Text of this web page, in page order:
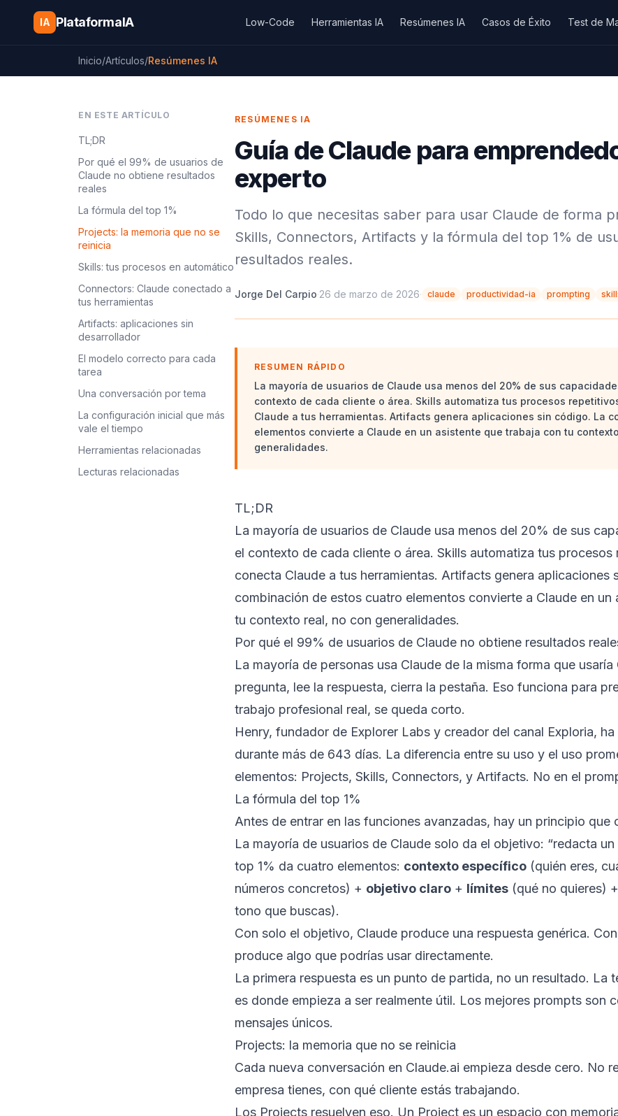
Saltar al contenido
IA PlataformaIA Low-Code Herramientas IA Resúmenes IA Casos de Éxito Test de
Inicio/Artículos/Resúmenes IA
EN ESTE ARTÍCULO
TL;DR
Por qué el 99% de usuarios de
Claude no obtiene resultados
reales
La fórmula del top 1%
Projects: la memoria que no se
reinicia
Skills: tus procesos en automático
Connectors: Claude conectado a
tus herramientas
Artifacts: aplicaciones sin
desarrollador
El modelo correcto para cada
tarea
Una conversación por tema
La configuración inicial que más
vale el tiempo
Herramientas relacionadas
Lecturas relacionadas
RESÚMENES IA
Guía de Claude para
experto
Todo lo que necesitas saber para usar Claude de forma
Skills, Connectors, Artifacts y la fórmula del top 1% de
resultados reales.
Jorge Del Carpio·26 de marzo de 2026· claude productividad-ia prompting
RESUMEN RÁPIDO
La mayoría de usuarios de Claude usa menos del 20% de sus
contexto de cada cliente o área. Skills automatiza tus procesos
Claude a tus herramientas. Artifacts genera aplicaciones sin código. La
elementos convierte a Claude en un asistente que trabaja con tu
generalidades.
TL;DR
La mayoría de usuarios de Claude usa menos del 20% de sus
el contexto de cada cliente o área. Skills automatiza tus
conecta Claude a tus herramientas. Artifacts genera aplicaciones
combinación de estos cuatro elementos convierte a Claude en un
tu contexto real, no con generalidades.
Por qué el 99% de usuarios de Claude no obtiene resultados
La mayoría de personas usa Claude de la misma forma que
pregunta, lee la respuesta, cierra la pestaña. Eso funciona para
trabajo profesional real, se queda corto.
Henry, fundador de Explorer Labs y creador del canal Exploria,
durante más de 643 días. La diferencia entre su uso y el uso
elementos: Projects, Skills, Connectors, y Artifacts. No en el
La fórmula del top 1%
Antes de entrar en las funciones avanzadas, hay un principio que
La mayoría de usuarios de Claude solo da el objetivo: “redacta un
top 1% da cuatro elementos: contexto específico (quién eres,
números concretos) + objetivo claro + límites (qué no quieres) +
tono que buscas).
Con solo el objetivo, Claude produce una respuesta genérica.
produce algo que podrías usar directamente.
La primera respuesta es un punto de partida, no un resultado. La
es donde empieza a ser realmente útil. Los mejores prompts son
mensajes únicos.
Projects: la memoria que no se reinicia
Cada nueva conversación en Claude.ai empieza desde cero. No
empresa tienes, con qué cliente estás trabajando.
Los Projects resuelven eso. Un Project es un espacio con